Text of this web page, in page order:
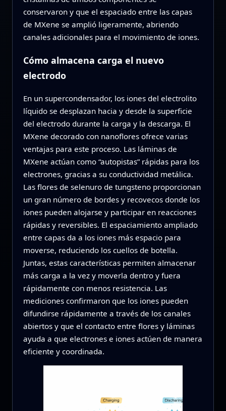
conservaron y que el espaciado entre las capas
de MXene se amplió ligeramente, abriendo
canales adicionales para el movimiento de iones.
Cómo almacena carga el nuevo
electrodo
En un supercondensador, los iones del electrolito
líquido se desplazan hacia y desde la superficie
del electrodo durante la carga y la descarga. El
MXene decorado con nanoflores ofrece varias
ventajas para este proceso. Las láminas de
MXene actúan como “autopistas” rápidas para los
electrones, gracias a su conductividad metálica.
Las flores de selenuro de tungsteno proporcionan
un gran número de bordes y recovecos donde los
iones pueden alojarse y participar en reacciones
rápidas y reversibles. El espaciamiento ampliado
entre capas da a los iones más espacio para
moverse, reduciendo los cuellos de botella.
Juntas, estas características permiten almacenar
más carga a la vez y moverla dentro y fuera
rápidamente con menos resistencia. Las
mediciones confirmaron que los iones pueden
difundirse rápidamente a través de los canales
abiertos y que el contacto entre flores y láminas
ayuda a que electrones e iones actúen de manera
eficiente y coordinada.